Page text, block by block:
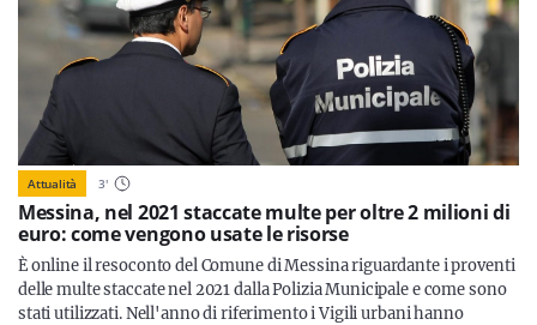
Attualità 3'
Messina, nel 2021 staccate multe per oltre 2 milioni di
euro: come vengono usate le risorse
È online il resoconto del Comune di Messina riguardante i proventi
delle multe staccate nel 2021 dalla Polizia Municipale e come sono
stati utilizzati. Nell'anno di riferimento i Vigili urbani hanno